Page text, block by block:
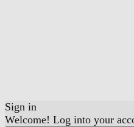
Sign in
Welcome! Log into your